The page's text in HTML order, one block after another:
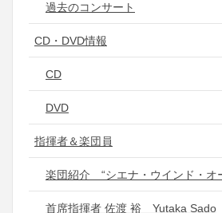
過去のコンサート
CD・DVD情報
CD
DVD
指揮者＆楽団員
楽団紹介 “シエナ・ウインド・オ
首席指揮者 佐渡 裕 Yutaka Sado